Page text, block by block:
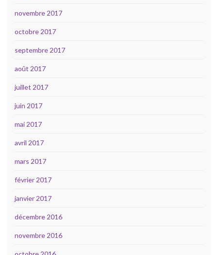
novembre 2017
octobre 2017
septembre 2017
août 2017
juillet 2017
juin 2017
mai 2017
avril 2017
mars 2017
février 2017
janvier 2017
décembre 2016
novembre 2016